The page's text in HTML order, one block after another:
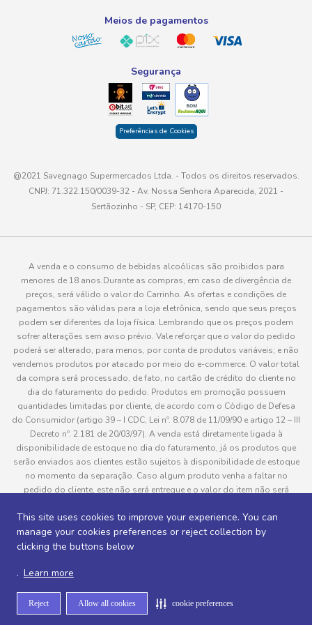
This site uses cookies to improve your experience. You can
manage your cookies preferences or reject collection by
clicking the buttons below
. Learn more
Reject Allow all cookies cookie preferences
Meios de pagamentos
Segurança
Preferências de Cookies
@2021 Savegnago Supermercados Ltda. - Todos os direitos reservados.
CNPJ: 71.322.150/0039-32 - Av. Nossa Senhora Aparecida, 2021 -
Sertãozinho - SP, CEP: 14170-150
A venda e o consumo de bebidas alcoólicas são proibidos para
menores de 18 anos.Durante as compras, em caso de divergência de
preços, será válido o valor do Carrinho. As ofertas e condições de
pagamentos são válidas para a loja eletrônica, sendo que seus preços
podem ser diferentes da loja física. Lembrando que os preços podem
sofrer alterações sem aviso prévio. Vale reforçar que o valor do pedido
poderá ser alterado, para menos, por conta de produtos variáveis; e não
vendemos produtos por atacado por meio do e-commerce. O valor total
da compra será processado, de fato, no cartão de crédito do cliente no
dia do faturamento do pedido. Produtos em promoção possuem
quantidades limitadas por cliente, de acordo com o Código de Defesa
do Consumidor (artigo 39 – I CDC, Lei nº. 8.078 de 11/09/90 e artigo 12 – III
Decreto nº. 2.181 de 20/03/97). A venda está diretamente ligada à
disponibilidade de estoque no dia do faturamento, já os produtos que
serão enviados aos clientes estão sujeitos à disponibilidade de estoque
no momento da separação. Caso algum produto venha a faltar no
pedido do cliente, este não será entregue e o valor do item não será
divergência com o produto real e todos os pedidos estão sujeitos à
confirmação de dados do cliente. Informações sobre entrega, podem ser
consultadas em “Política de Entregas”